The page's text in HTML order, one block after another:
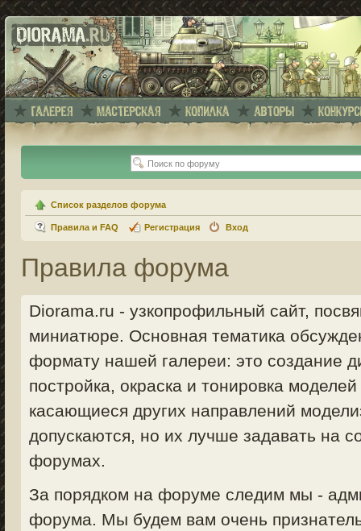
Список разделов форума
Правила и FAQ Регистрация Вход
Правила форума
Diorama.ru - узкопрофильный сайт,
миниатюре. Основная тематика
формату нашей галереи: это создание
постройка, окраска и тонировка
касающиеся других направлений
допускаются, но их лучше задавать на
форумах.
За порядком на форуме следим мы -
форума. Мы будем вам очень